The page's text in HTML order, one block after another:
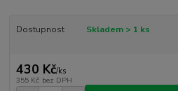
Dostupnost Skladem > 1 ks
430 Kč/ks
355 Kč bez DPH